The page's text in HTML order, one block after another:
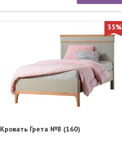
35%
Кровать Грета №8 (160)